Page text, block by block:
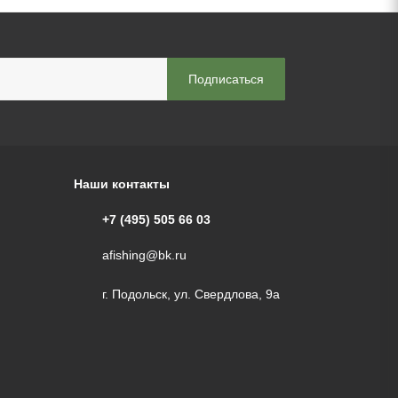
Наши контакты
+7 (495) 505 66 03
afishing@bk.ru
г. Подольск, ул. Свердлова, 9а